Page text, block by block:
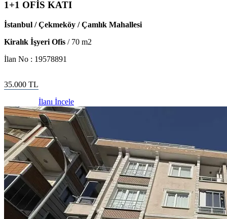
1+1 OFİS KATI
İstanbul / Çekmeköy / Çamlık Mahallesi
Kiralık İşyeri Ofis / 70 m2
İlan No : 19578891
35.000 TL
İlanı İncele